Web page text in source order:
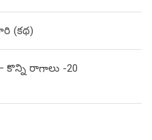
(కథ)
కొన్ని రాగాలు -20